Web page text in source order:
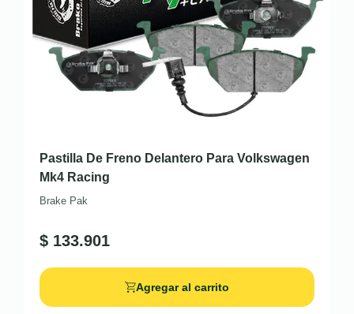
Pastilla De Freno Delantero Para Volkswagen
Mk4 Racing
Brake Pak
$ 133.901
Agregar al carrito